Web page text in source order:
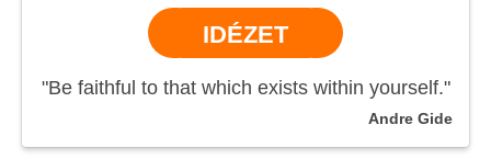
IDÉZET
"Be faithful to that which exists within yourself."
Andre Gide